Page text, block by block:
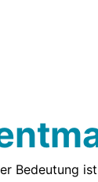
Bedeutung